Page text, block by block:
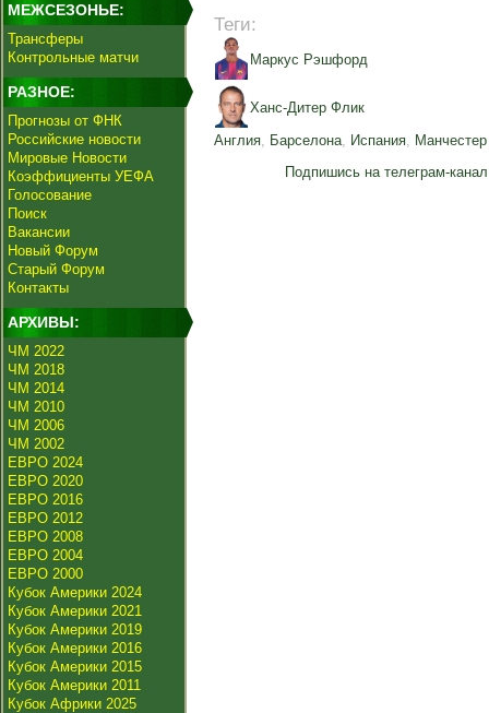
МЕЖСЕЗОНЬЕ:
Трансферы
Контрольные матчи
РАЗНОЕ:
Прогнозы от ФНК
Российские новости
Мировые Новости
Коэффициенты УЕФА
Голосование
Поиск
Вакансии
Новый Форум
Старый Форум
Контакты
АРХИВЫ:
ЧМ 2022
ЧМ 2018
ЧМ 2014
ЧМ 2010
ЧМ 2006
ЧМ 2002
ЕВРО 2024
ЕВРО 2020
ЕВРО 2016
ЕВРО 2012
ЕВРО 2008
ЕВРО 2004
ЕВРО 2000
Кубок Америки 2024
Кубок Америки 2021
Кубок Америки 2019
Кубок Америки 2016
Кубок Америки 2015
Кубок Америки 2011
Кубок Африки 2025
Теги:
Маркус Рэшфорд
Ханс-Дитер Флик
Англия, Барселона, Испания,
Подпишись на телеграм-